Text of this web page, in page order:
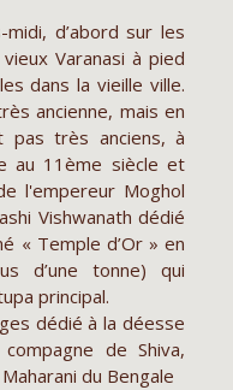
midi, d’abord sur les
Varanasi à pied
dans la vieille ville.
ancienne, mais en
pas très anciens, à
au 11ème siècle et
l'empereur Moghol
Vishwanath dédié
« Temple d’Or » en
d’une tonne) qui
principal.
dédié à la déesse
de Shiva,
du Bengale